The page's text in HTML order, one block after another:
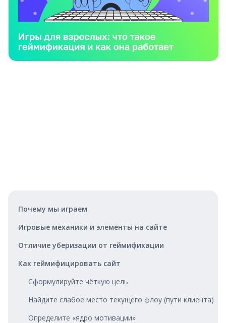
Почему мы играем
Игровые механики и элементы на сайте
Отличие уберизации от геймификации
Как геймифицировать сайт
Сформулируйте чёткую цель
Найдите слабое место текущего флоу (пути клиента)
Определите «ядро мотивации»